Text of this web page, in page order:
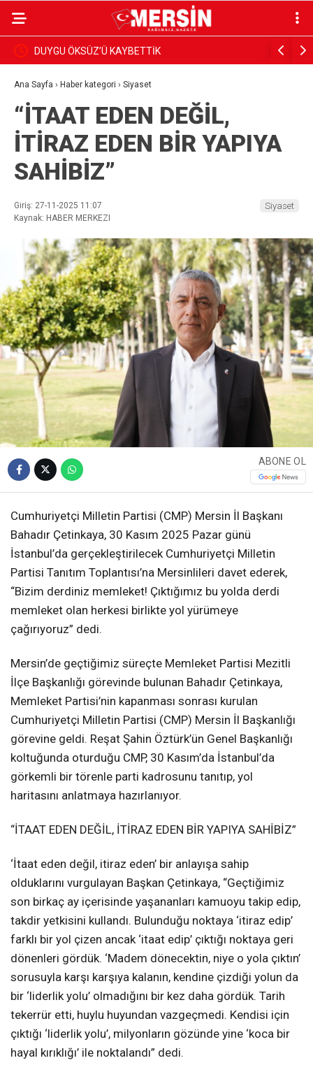
BAŞKAN YILDIZ, SAHADAKİ ÇALIŞMALARI YERİNDE
İNCELEDİ
Dim,
Ana Sayfa › Haber kategori › Siyaset
“İTAAT EDEN DEĞİL,
İTİRAZ EDEN BİR YAPIYA
SAHİBİZ”
Giriş: 27-11-2025 11:07
Kaynak: HABER MERKEZI
Siyaset
ABONE OL
Cumhuriyetçi Milletin Partisi (CMP) Mersin İl Başkanı
Bahadır Çetinkaya, 30 Kasım 2025 Pazar günü
İstanbul’da gerçekleştirilecek Cumhuriyetçi Milletin
Partisi Tanıtım Toplantısı’na Mersinlileri davet ederek,
“Bizim derdiniz memleket! Çıktığımız bu yolda derdi
memleket olan herkesi birlikte yol yürümeye
çağırıyoruz” dedi.
Mersin’de geçtiğimiz süreçte Memleket Partisi Mezitli
İlçe Başkanlığı görevinde bulunan Bahadır Çetinkaya,
Memleket Partisi’nin kapanması sonrası kurulan
Cumhuriyetçi Milletin Partisi (CMP) Mersin İl Başkanlığı
görevine geldi. Reşat Şahin Öztürk’ün Genel Başkanlığı
koltuğunda oturduğu CMP, 30 Kasım’da İstanbul’da
görkemli bir törenle parti kadrosunu tanıtıp, yol
haritasını anlatmaya hazırlanıyor.
“İTAAT EDEN DEĞİL, İTİRAZ EDEN BİR YAPIYA SAHİBİZ”
‘İtaat eden değil, itiraz eden’ bir anlayışa sahip
olduklarını vurgulayan Başkan Çetinkaya, “Geçtiğimiz
son birkaç ay içerisinde yaşananları kamuoyu takip edip,
takdir yetkisini kullandı. Bulunduğu noktaya ‘itiraz edip’
farklı bir yol çizen ancak ‘itaat edip’ çıktığı noktaya geri
dönenleri gördük. ‘Madem dönecektin, niye o yola çıktın’
sorusuyla karşı karşıya kalanın, kendine çizdiği yolun da
bir ‘liderlik yolu’ olmadığını bir kez daha gördük. Tarih
tekerrür etti, huylu huyundan vazgeçmedi. Kendisi için
çıktığı ‘liderlik yolu’, milyonların gözünde yine ‘koca bir
hayal kırıklığı’ ile noktalandı” dedi.